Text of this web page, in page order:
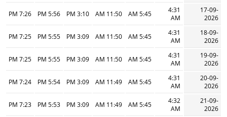
17-09-
2026
4:31
AM
5:45 AM
11:50 AM
3:10 PM
5:56 PM
7:26 PM
18-09-
2026
4:31
AM
5:45 AM
11:50 AM
3:09 PM
5:55 PM
7:25 PM
19-09-
2026
4:31
AM
5:45 AM
11:50 AM
3:09 PM
5:55 PM
7:25 PM
20-09-
2026
4:31
AM
5:45 AM
11:49 AM
3:09 PM
5:54 PM
7:24 PM
21-09-
2026
4:32
AM
5:45 AM
11:49 AM
3:09 PM
5:53 PM
7:23 PM